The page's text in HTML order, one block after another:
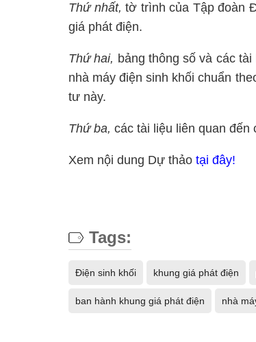
Thứ nhất, tờ trình của Tập đoàn
giá phát điện.
Thứ hai, bảng thông số và các
nhà máy điện sinh khối chuẩn
tư này.
Thứ ba, các tài liệu liên quan đến
Xem nội dung Dự thảo tại đây!
Tags:
Điện sinh khối khung giá phát điện
ban hành khung giá phát điện nhà